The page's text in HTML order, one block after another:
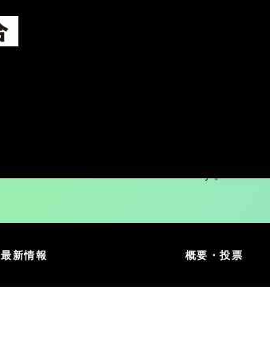
す。
最新情報 概要・投票